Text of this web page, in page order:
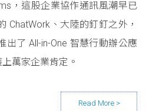
，這股企業協作通訊風潮早已
ChatWork、大陸的釘釘之外，
出了 All-in-One 智慧行動辦公應
萬家企業肯定。